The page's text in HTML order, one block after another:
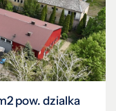
pow. dzialka